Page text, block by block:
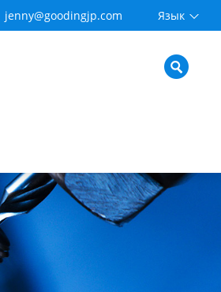
jenny@goodingjp.com Язык